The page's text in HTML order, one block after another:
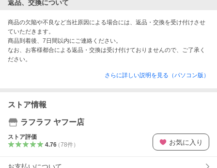
返品、交換について
商品の欠陥や不良など当社原因による場合には、返品・交換を受け付けさせ
ていただきます。
商品到着後、7日間以内にご連絡ください。
なお、お客様都合による返品・交換は受け付けておりませんので、ご了承く
ださい。
さらに詳しい説明を見る（パソコン版）
ストア情報
ラフラフ ヤフー店
ストア評価
4.76（78件） お気に入り